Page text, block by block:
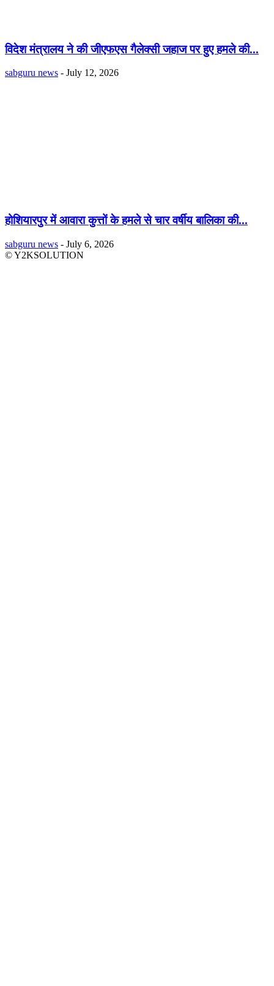
विदेश मंत्रालय ने की जीएफएस गैलेक्सी जहाज पर हुए हमले की...
sabguru news - July 12, 2026
होशियारपुर में आवारा कुत्तों के हमले से चार वर्षीय बालिका की...
sabguru news - July 6, 2026
© Y2KSOLUTION